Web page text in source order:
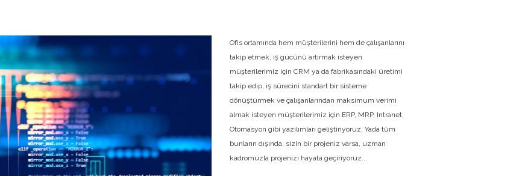
Ofis ortamında hem müşterilerini hem de çalışanlarını
takip etmek, iş gücünü artırmak isteyen
müşterilerimiz için CRM ya da fabrikasındaki üretimi
takip edip, iş sürecini standart bir sisteme
dönüştürmek ve çalışanlarından maksimum verimi
almak isteyen müşterilerimiz için ERP, MRP, Intranet,
Otomasyon gibi yazılımları geliştiriyoruz. Yada tüm
bunların dışında, sizin bir projeniz varsa, uzman
kadromuzla projenizi hayata geçiriyoruz...